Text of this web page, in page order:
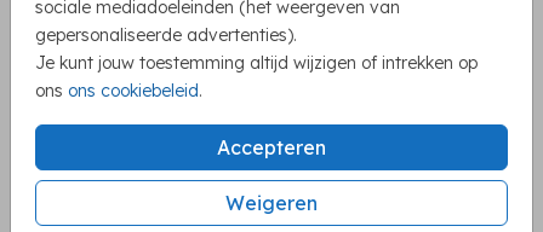
sociale mediadoeleinden (het weergeven van
gepersonaliseerde advertenties).
Je kunt jouw toestemming altijd wijzigen of intrekken op
ons ons cookiebeleid.
Accepteren
Weigeren